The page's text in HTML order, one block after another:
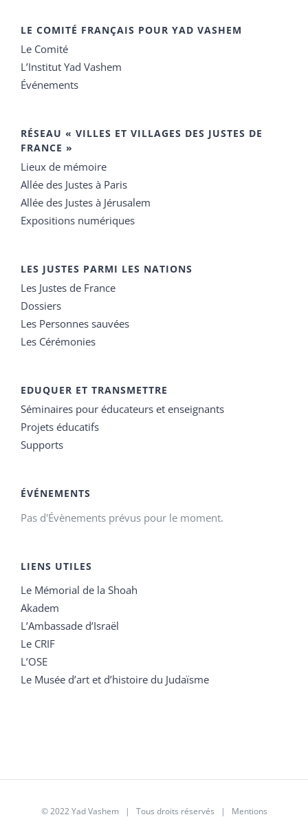
LE COMITÉ FRANÇAIS POUR YAD VASHEM
Le Comité
L’Institut Yad Vashem
Événements
RÉSEAU « VILLES ET VILLAGES DES JUSTES DE
FRANCE »
Lieux de mémoire
Allée des Justes à Paris
Allée des Justes à Jérusalem
Expositions numériques
LES JUSTES PARMI LES NATIONS
Les Justes de France
Dossiers
Les Personnes sauvées
Les Cérémonies
EDUQUER ET TRANSMETTRE
Séminaires pour éducateurs et enseignants
Projets éducatifs
Supports
ÉVÉNEMENTS
Pas d'Évènements prévus pour le moment.
LIENS UTILES
Le Mémorial de la Shoah
Akadem
L’Ambassade d’Israël
Le CRIF
L’OSE
Le Musée d’art et d’histoire du Judaïsme
© 2022 Yad Vashem | Tous droits réservés | Mentions